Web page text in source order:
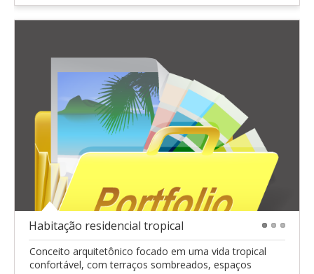
Habitação residencial tropical
Conceito arquitetônico focado em uma vida tropical
confortável, com terraços sombreados, espaços